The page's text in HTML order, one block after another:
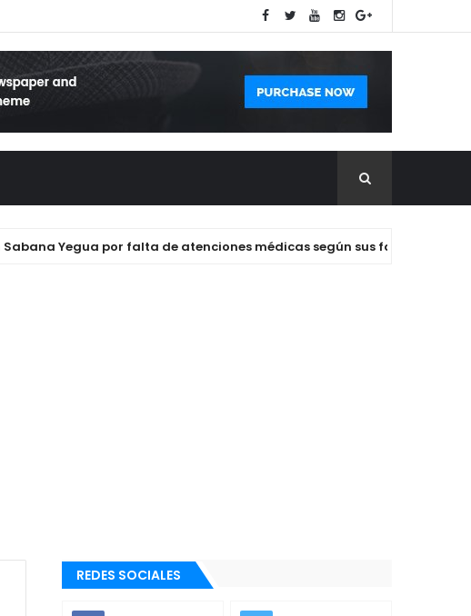
Yegua por falta de atenciones médicas según sus familiares.
REDES SOCIALES